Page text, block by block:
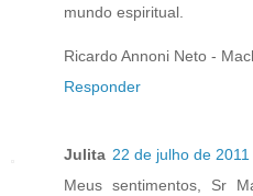
mundo espiritual.
Ricardo Annoni Neto -
Responder
Julita 22 de julho de
Meus sentimentos, Sr